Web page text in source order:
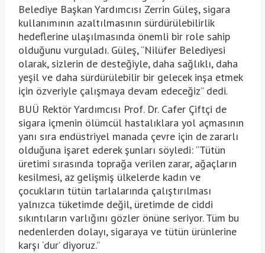
Belediye Başkan Yardımcısı Zerrin Güleş, sigara
kullanımının azaltılmasının sürdürülebilirlik
hedeflerine ulaşılmasında önemli bir role sahip
olduğunu vurguladı. Güleş, “Nilüfer Belediyesi
olarak, sizlerin de desteğiyle, daha sağlıklı, daha
yeşil ve daha sürdürülebilir bir gelecek inşa etmek
için özveriyle çalışmaya devam edeceğiz” dedi.
BUÜ Rektör Yardımcısı Prof. Dr. Cafer Çiftçi de
sigara içmenin ölümcül hastalıklara yol açmasının
yanı sıra endüstriyel manada çevre için de zararlı
olduğuna işaret ederek şunları söyledi: “Tütün
üretimi sırasında toprağa verilen zarar, ağaçların
kesilmesi, az gelişmiş ülkelerde kadın ve
çocukların tütün tarlalarında çalıştırılması
yalnızca tüketimde değil, üretimde de ciddi
sıkıntıların varlığını gözler önüne seriyor. Tüm bu
nedenlerden dolayı, sigaraya ve tütün ürünlerine
karşı ‘dur’ diyoruz.”